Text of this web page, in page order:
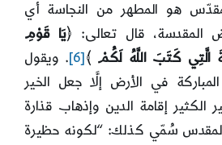
هو المطهر من النجاسة أي
المقدسة، قال تعالى: ﴿يَا قَوْمِ
الَّتِي كَتَبَ اللَّهُ لَكُمْ ﴾[6]
. ويقول
في الأرض إلَّا جعل الخير
الكثير إقامة الدين وإذهاب قذارة
سُمّي كذلك: “لكونه حظيرة